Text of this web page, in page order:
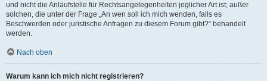
und nicht die Anlaufstelle für Rechtsangelegenheiten jeglicher Art ist; außer
solchen, die unter der Frage „An wen soll ich mich wenden, falls es
Beschwerden oder juristische Anfragen zu diesem Forum gibt?“ behandelt
werden.
Nach oben
Warum kann ich mich nicht registrieren?